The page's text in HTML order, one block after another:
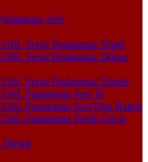
Seri
Serisi Paslanmaz Nipel
Serisi Paslanmaz Döner
Serisi Paslanmaz Dirsek
Paslanmaz Seri Te
Paslanmaz Seri Düz Rakor
Paslanmaz Perde Geçiş
Dirsek